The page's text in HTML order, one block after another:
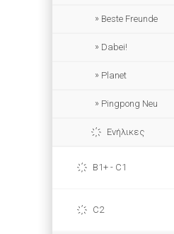
Beste Freunde
Dabei!
Planet
Pingpong Neu
Ενήλικες
B1+ - C1
C2